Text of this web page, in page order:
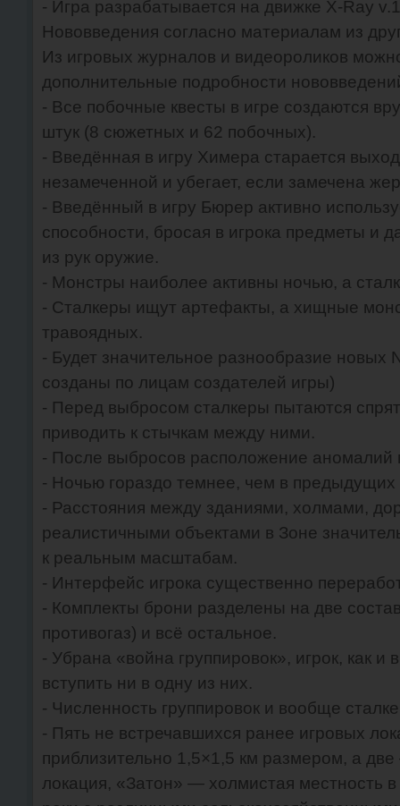
- Игра разрабатывается на движке X-Ray
Нововведения согласно материалам из
Из игровых журналов и видеороликов
дополнительные подробности
- Все побочные квесты в игре создаются
штук (8 сюжетных и 62 побочных).
- Введённая в игру Химера старается
незамеченной и убегает, если замечена
- Введённый в игру Бюрер активно
способности, бросая в игрока предметы и
из рук оружие.
- Монстры наиболее активны ночью, а
- Сталкеры ищут артефакты, а хищные
травоядных.
- Будет значительное разнообразие новых
созданы по лицам создателей игры)
- Перед выбросом сталкеры пытаются
приводить к стычкам между ними.
- После выбросов расположение аномалий
- Ночью гораздо темнее, чем в предыдущих
- Расстояния между зданиями, холмами,
реалистичными объектами в Зоне
к реальным масштабам.
- Интерфейс игрока существенно
- Комплекты брони разделены на две
противогаз) и всё остальное.
- Убрана «война группировок», игрок, как и
вступить ни в одну из них.
- Численность группировок и вообще
- Пять не встречавшихся ранее игровых
приблизительно 1,5×1,5 км размером, а
локация, «Затон» — холмистая местность